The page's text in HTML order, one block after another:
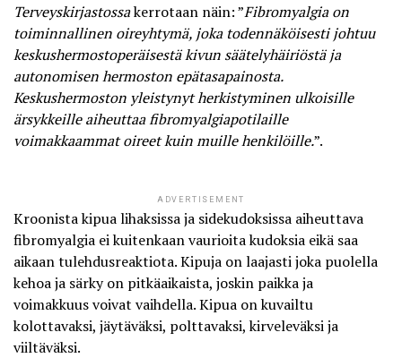
Terveyskirjastossakerrotaan näin: ”Fibromyalgia on
toiminnallinen oireyhtymä, joka todennäköisesti johtuu
keskushermostoperäisestä kivun säätelyhäiriöstä ja
autonomisen hermoston epätasapainosta.
Keskushermoston yleistynyt herkistyminen ulkoisille
ärsykkeille aiheuttaa fibromyalgiapotilaille
voimakkaammat oireet kuin muille henkilöille.”.
ADVERTISEMENT
Kroonista kipua lihaksissa ja sidekudoksissa aiheuttava
fibromyalgia ei kuitenkaan vaurioita kudoksia eikä saa
aikaan tulehdusreaktiota. Kipuja on laajasti joka puolella
kehoa ja särky on pitkäaikaista, joskin paikka ja
voimakkuus voivat vaihdella. Kipua on kuvailtu
kolottavaksi, jäytäväksi, polttavaksi, kirveleväksi ja
viiltäväksi.